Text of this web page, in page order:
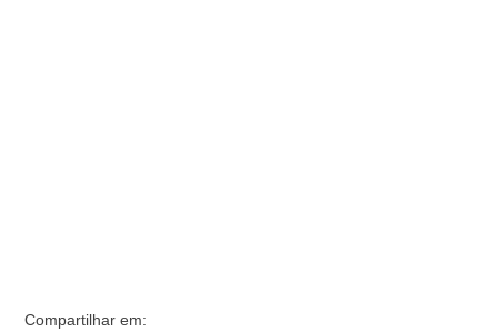
Compartilhar em: